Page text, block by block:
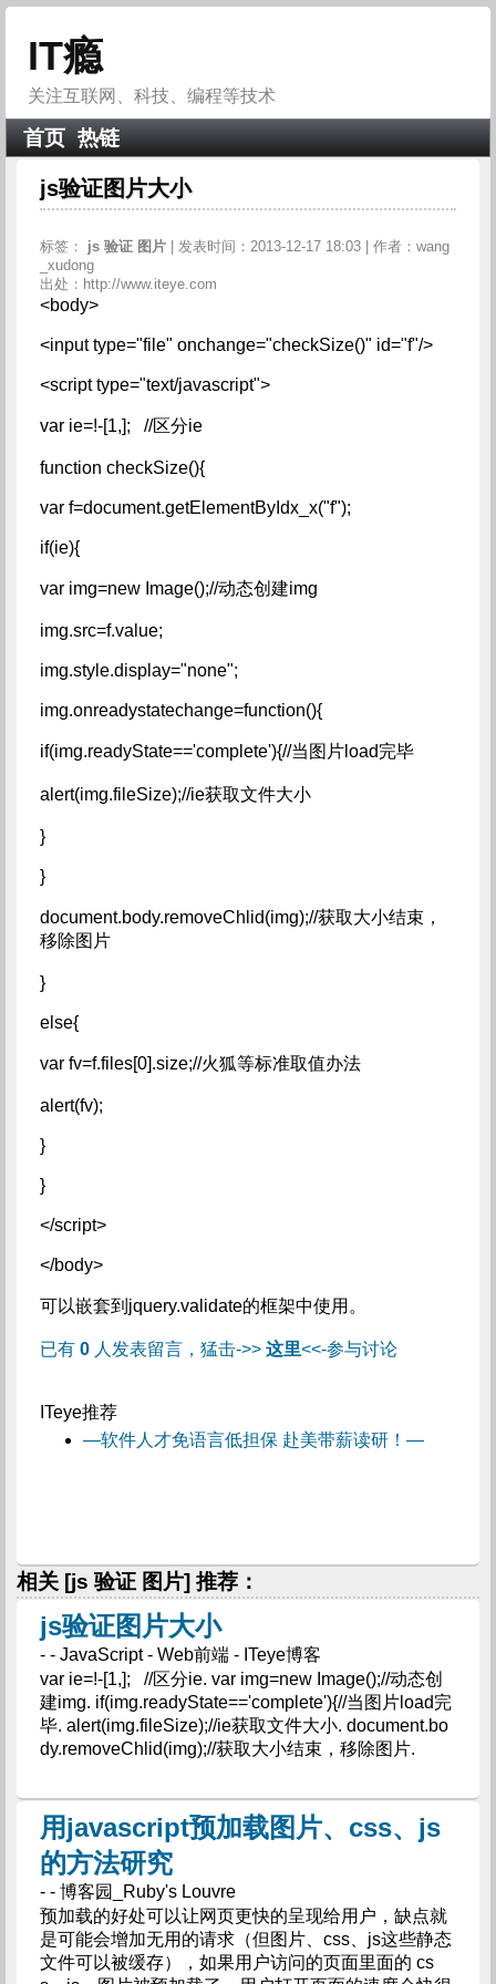
IT瘾
关注互联网、科技、编程等技术
首页 热链
js验证图片大小
标签： js 验证 图片
| 发表时间：2013-12-17 18:03 | 作者：wang
_xudong
出处：http://www.iteye.com
<body>
<input type="file" onchange="checkSize()" id="f"/>
<script type="text/javascript">
var ie=!-[1,]; //区分ie
function checkSize(){
var f=document.getElementByIdx_x("f");
if(ie){
var img=new Image();//动态创建img
img.src=f.value;
img.style.display="none";
img.onreadystatechange=function(){
if(img.readyState=='complete'){//当图片load完毕
alert(img.fileSize);//ie获取文件大小
}
}
document.body.removeChlid(img);//获取大小结束，
移除图片
}
else{
var fv=f.files[0].size;//火狐等标准取值办法
alert(fv);
}
}
</script>
</body>
可以嵌套到jquery.validate的框架中使用。
已有 0人发表留言，猛击->> 这里<<-参与讨论
ITeye推荐
—软件人才免语言低担保 赴美带薪读研！—
相关 [js 验证 图片] 推荐：
js验证图片大小
- - JavaScript - Web前端 - ITeye博客
var ie=!-[1,]; //区分ie. var img=new Image();//动态创
建img. if(img.readyState=='complete'){//当图片load完
毕. alert(img.fileSize);//ie获取文件大小. document.bo
dy.removeChlid(img);//获取大小结束，移除图片.
用javascript预加载图片、css、js
的方法研究
- - 博客园_Ruby's Louvre
预加载的好处可以让网页更快的呈现给用户，缺点就
是可能会增加无用的请求（但图片、css、js这些静态
文件可以被缓存），如果用户访问的页面里面的 cs